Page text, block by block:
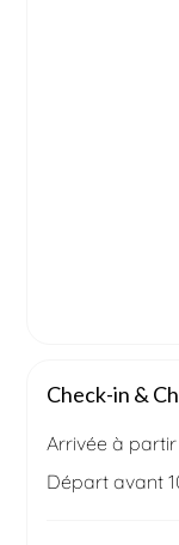
Check-in &
Arrivée à partir
Départ avant